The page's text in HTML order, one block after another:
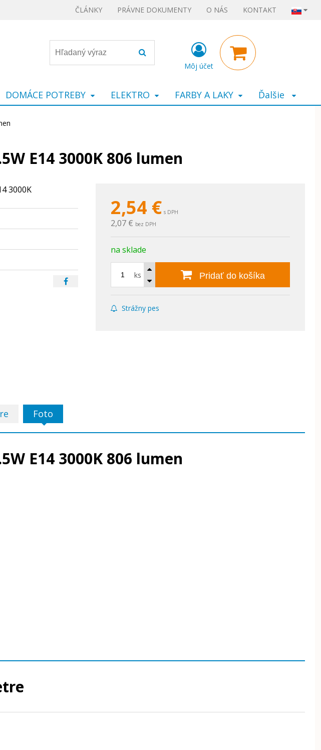
ČLÁNKY PRÁVNE DOKUMENTY O NÁS KONTAKT
Môj účet
DOMÁCE POTREBY ELEKTRO FARBY A LAKY Ďalšie
E14 3000K 806 lumen
2,54 € s DPH
2,07 € bez DPH
na sklade
ks Pridať do košíka
Strážny pes
3000K
Foto
E14 3000K 806 lumen